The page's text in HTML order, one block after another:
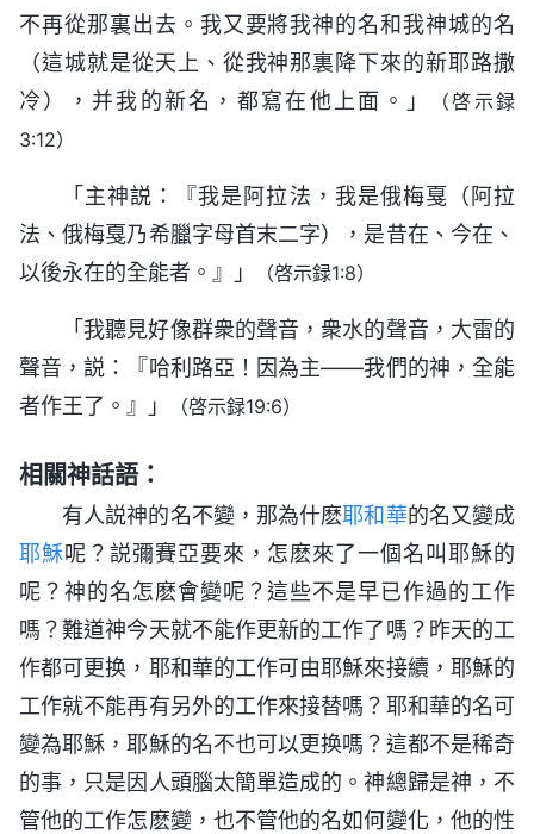
不再從那裏出去。我又要將我神的名和我神城的名
（這城就是從天上、從我神那裏降下來的新耶路撒
冷），并我的新名，都寫在他上面。」
（啓示録
3:12）
「主神説：『我是阿拉法，我是俄梅戛（阿拉
法、俄梅戛乃希臘字母首末二字），是昔在、今在、
以後永在的全能者。』」
（啓示録1:8）
「我聽見好像群衆的聲音，衆水的聲音，大雷的
聲音，説：『哈利路亞！因為主——我們的神，全能
者作王了。』」
（啓示録19:6）
相關神話語：
有人説神的名不變，那為什麽耶和華的名又變成
耶穌呢？説彌賽亞要來，怎麽來了一個名叫耶穌的
呢？神的名怎麽會變呢？這些不是早已作過的工作
嗎？難道神今天就不能作更新的工作了嗎？昨天的工
作都可更换，耶和華的工作可由耶穌來接續，耶穌的
工作就不能再有另外的工作來接替嗎？耶和華的名可
變為耶穌，耶穌的名不也可以更换嗎？這都不是稀奇
的事，只是因人頭腦太簡單造成的。神總歸是神，不
管他的工作怎麽變，也不管他的名如何變化，他的性